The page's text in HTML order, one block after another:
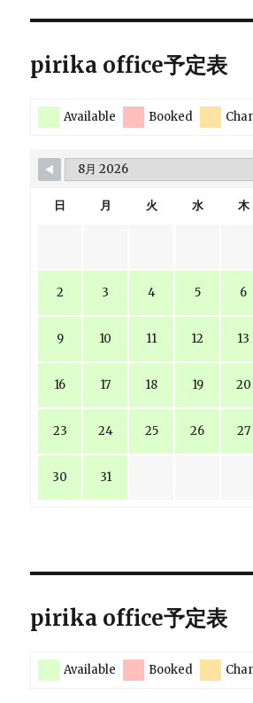
pirika office予定表
Available Booked
日 月 火 水 木
2 3 4 5 6
9 10 11 12 13
16 17 18 19 20
23 24 25 26 27
30 31
pirika office予定表
Available Booked